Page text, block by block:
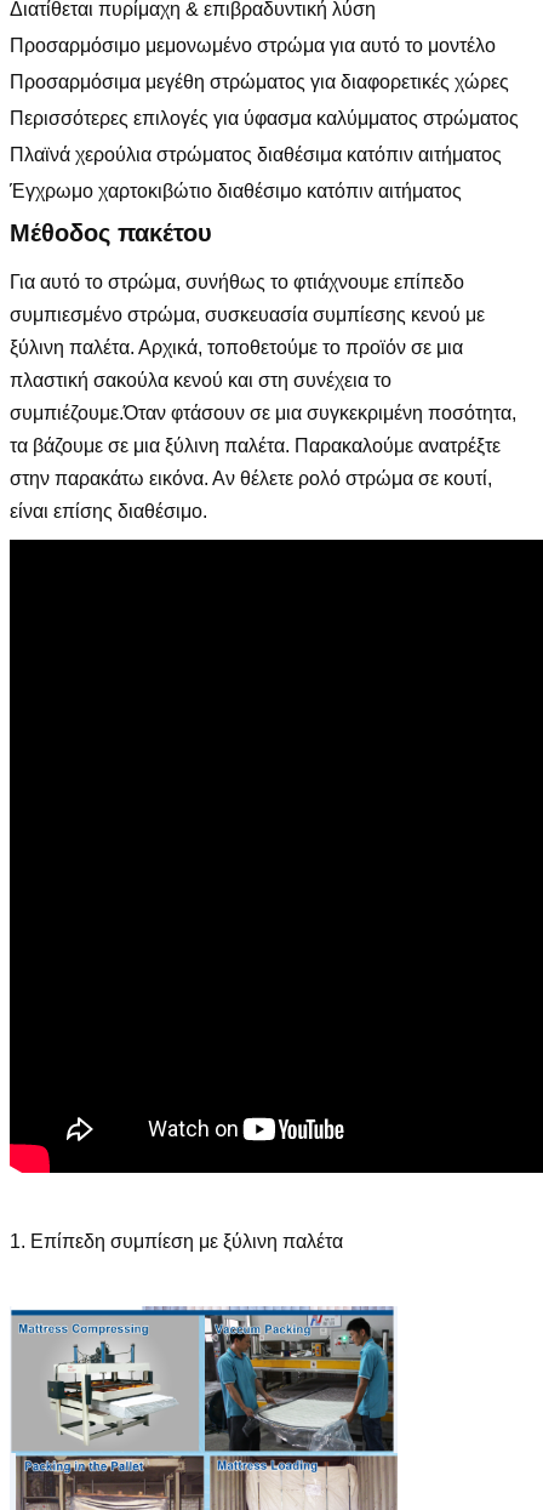
Διατίθεται πυρίμαχη & επιβραδυντική λύση
Προσαρμόσιμο μεμονωμένο στρώμα για αυτό το μοντέλο
Προσαρμόσιμα μεγέθη στρώματος για διαφορετικές χώρες
Περισσότερες επιλογές για ύφασμα καλύμματος στρώματος
Πλαϊνά χερούλια στρώματος διαθέσιμα κατόπιν αιτήματος
Έγχρωμο χαρτοκιβώτιο διαθέσιμο κατόπιν αιτήματος
Μέθοδος πακέτου
Για αυτό το στρώμα, συνήθως το φτιάχνουμε επίπεδο
συμπιεσμένο στρώμα, συσκευασία συμπίεσης κενού με
ξύλινη παλέτα. Αρχικά, τοποθετούμε το προϊόν σε μια
πλαστική σακούλα κενού και στη συνέχεια το
συμπιέζουμε.Όταν φτάσουν σε μια συγκεκριμένη ποσότητα,
τα βάζουμε σε μια ξύλινη παλέτα. Παρακαλούμε ανατρέξτε
στην παρακάτω εικόνα. Αν θέλετε ρολό στρώμα σε κουτί,
είναι επίσης διαθέσιμο.
1. Επίπεδη συμπίεση με ξύλινη παλέτα